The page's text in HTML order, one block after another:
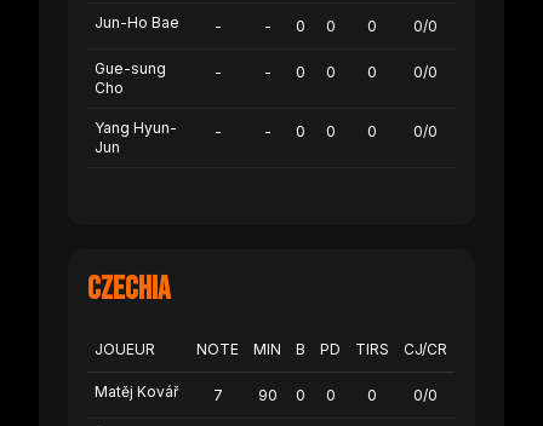
Jun-Ho Bae - - 0 0 0 0/0
Gue-sung
Cho
- - 0 0 0 0/0
Yang Hyun-
Jun
- - 0 0 0 0/0
Czechia
JOUEUR NOTE MIN B PD TIRS CJ/CR
Matěj Kovář 7 90 0 0 0 0/0